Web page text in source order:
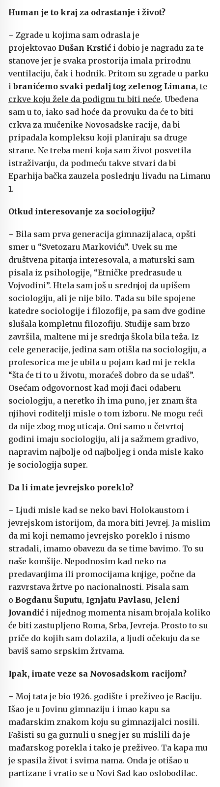
Human je to kraj za odrastanje i život?
− Zgrade u kojima sam odrasla je
projektovao Dušan Krstić i dobio je nagradu za te
stanove jer je svaka prostorija imala prirodnu
ventilaciju, čak i hodnik. Pritom su zgrade u parku
ibranićemo svaki pedalj tog zelenog Limana, te
crkve koju žele da podignu tu biti neće. Ubeđena
sam u to, iako sad hoće da provuku da će to biti
crkva za mučenike Novosadske racije, da bi
pripadala kompleksu koji planiraju sa druge
strane. Ne treba meni koja sam život posvetila
istraživanju, da podmeću takve stvari da bi
Eparhija bačka zauzela poslednju livadu na Limanu
1.
Otkud interesovanje za sociologiju?
− Bila sam prva generacija gimnazijalaca, opšti
smer u “Svetozaru Markoviću”. Uvek su me
društvena pitanja interesovala, a maturski sam
pisala iz psihologije, “Etničke predrasude u
Vojvodini”. Htela sam još u srednjoj da upišem
sociologiju, ali je nije bilo. Tada su bile spojene
katedre sociologije i filozofije, pa sam dve godine
slušala kompletnu filozofiju. Studije sam brzo
završila, maltene mi je srednja škola bila teža. Iz
cele generacije, jedina sam otišla na sociologiju, a
profesorica me je ubila u pojam kad mi je rekla
“šta će ti to u životu, moraćeš dobro da se udaš”.
Osećam odgovornost kad moji đaci odaberu
sociologiju, a neretko ih ima puno, jer znam šta
njihovi roditelji misle o tom izboru. Ne mogu reći
da nije zbog mog uticaja. Oni samo u četvrtoj
godini imaju sociologiju, ali ja sažmem gradivo,
napravim najbolje od najboljeg i onda misle kako
je sociologija super.
Da li imate jevrejsko poreklo?
− Ljudi misle kad se neko bavi Holokaustom i
jevrejskom istorijom, da mora biti Jevrej. Ja mislim
da mi koji nemamo jevrejsko poreklo i nismo
stradali, imamo obavezu da se time bavimo. To su
naše komšije. Nepodnosim kad neko na
predavanjima ili promocijama knjige, počne da
razvrstava žrtve po nacionalnosti. Pisala sam
o Bogdanu Šuputu, Ignjatu Pavlasu, Jeleni
Jovandić i nijednog momenta nisam brojala koliko
će biti zastupljeno Roma, Srba, Jevreja. Prosto to su
priče do kojih sam dolazila, a ljudi očekuju da se
baviš samo srpskim žrtvama.
Ipak, imate veze sa Novosadskom racijom?
− Moj tata je bio 1926. godište i preživeo je Raciju.
Išao je u Jovinu gimnaziju i imao kapu sa
mađarskim znakom koju su gimnazijalci nosili.
Fašisti su ga gurnuli u sneg jer su mislili da je
mađarskog porekla i tako je preživeo. Ta kapa mu
je spasila život i svima nama. Onda je otišao u
partizane i vratio se u Novi Sad kao oslobodilac.